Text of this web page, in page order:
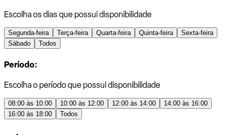
Escolha os dias que possui disponibilidade
Segunda-feira Terça-feira Quarta-feira Quinta-feira
Sexta-feira
Sábado
Todos
Período:
Escolha o período que possui disponibilidade
08:00 às 10:00 10:00 às 12:00 12:00 às 14:00
14:00 às 16:00
16:00 às 18:00
Todos